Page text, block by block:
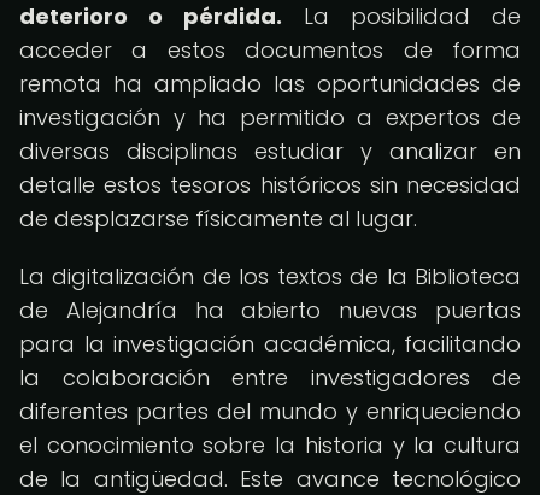
deterioro o pérdida. La posibilidad de
acceder a estos documentos de forma
remota ha ampliado las oportunidades de
investigación y ha permitido a expertos de
diversas disciplinas estudiar y analizar en
detalle estos tesoros históricos sin necesidad
de desplazarse físicamente al lugar.
La digitalización de los textos de la Biblioteca
de Alejandría ha abierto nuevas puertas
para la investigación académica, facilitando
la colaboración entre investigadores de
diferentes partes del mundo y enriqueciendo
el conocimiento sobre la historia y la cultura
de la antigüedad. Este avance tecnológico